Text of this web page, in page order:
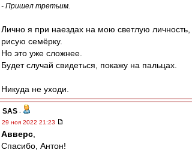
- Пришел третьим.
Лично я при наездах на мою светлую личность,
рисую семёрку.
Но это уже сложнее.
Будет случай свидеться, покажу на пальцах.
Никуда не уходи.
SAS -
29 ноя 2022 21:23
Авверс
Спасибо, Антон!